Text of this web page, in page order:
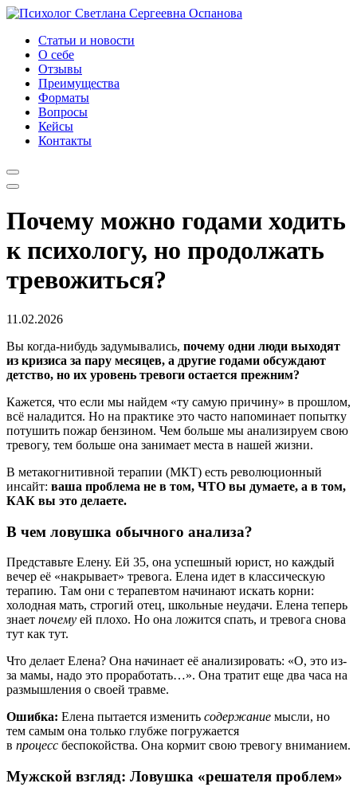
Статьи и новости
О себе
Отзывы
Преимущества
Форматы
Вопросы
Кейсы
Контакты
Почему можно годами ходить
к психологу, но продолжать
тревожиться?
11.02.2026
Вы когда-нибудь задумывались, почему одни люди выходят
из кризиса за пару месяцев, а другие годами обсуждают
детство, но их уровень тревоги остается прежним?
Кажется, что если мы найдем «ту самую причину» в прошлом,
всё наладится. Но на практике это часто напоминает попытку
потушить пожар бензином. Чем больше мы анализируем свою
тревогу, тем больше она занимает места в нашей жизни.
В метакогнитивной терапии (МКТ) есть революционный
инсайт: ваша проблема не в том, ЧТО вы думаете, а в том,
КАК вы это делаете.
В чем ловушка обычного анализа?
Представьте Елену. Ей 35, она успешный юрист, но каждый
вечер её «накрывает» тревога. Елена идет в классическую
терапию. Там они с терапевтом начинают искать корни:
холодная мать, строгий отец, школьные неудачи. Елена теперь
знает почему ей плохо. Но она ложится спать, и тревога снова
тут как тут.
Что делает Елена? Она начинает её анализировать: «О, это из-
за мамы, надо это проработать…». Она тратит еще два часа на
размышления о своей травме.
Ошибка: Елена пытается изменить содержание мысли, но
тем самым она только глубже погружается
в процесс беспокойства. Она кормит свою тревогу вниманием.
Мужской взгляд: Ловушка «решателя проблем»